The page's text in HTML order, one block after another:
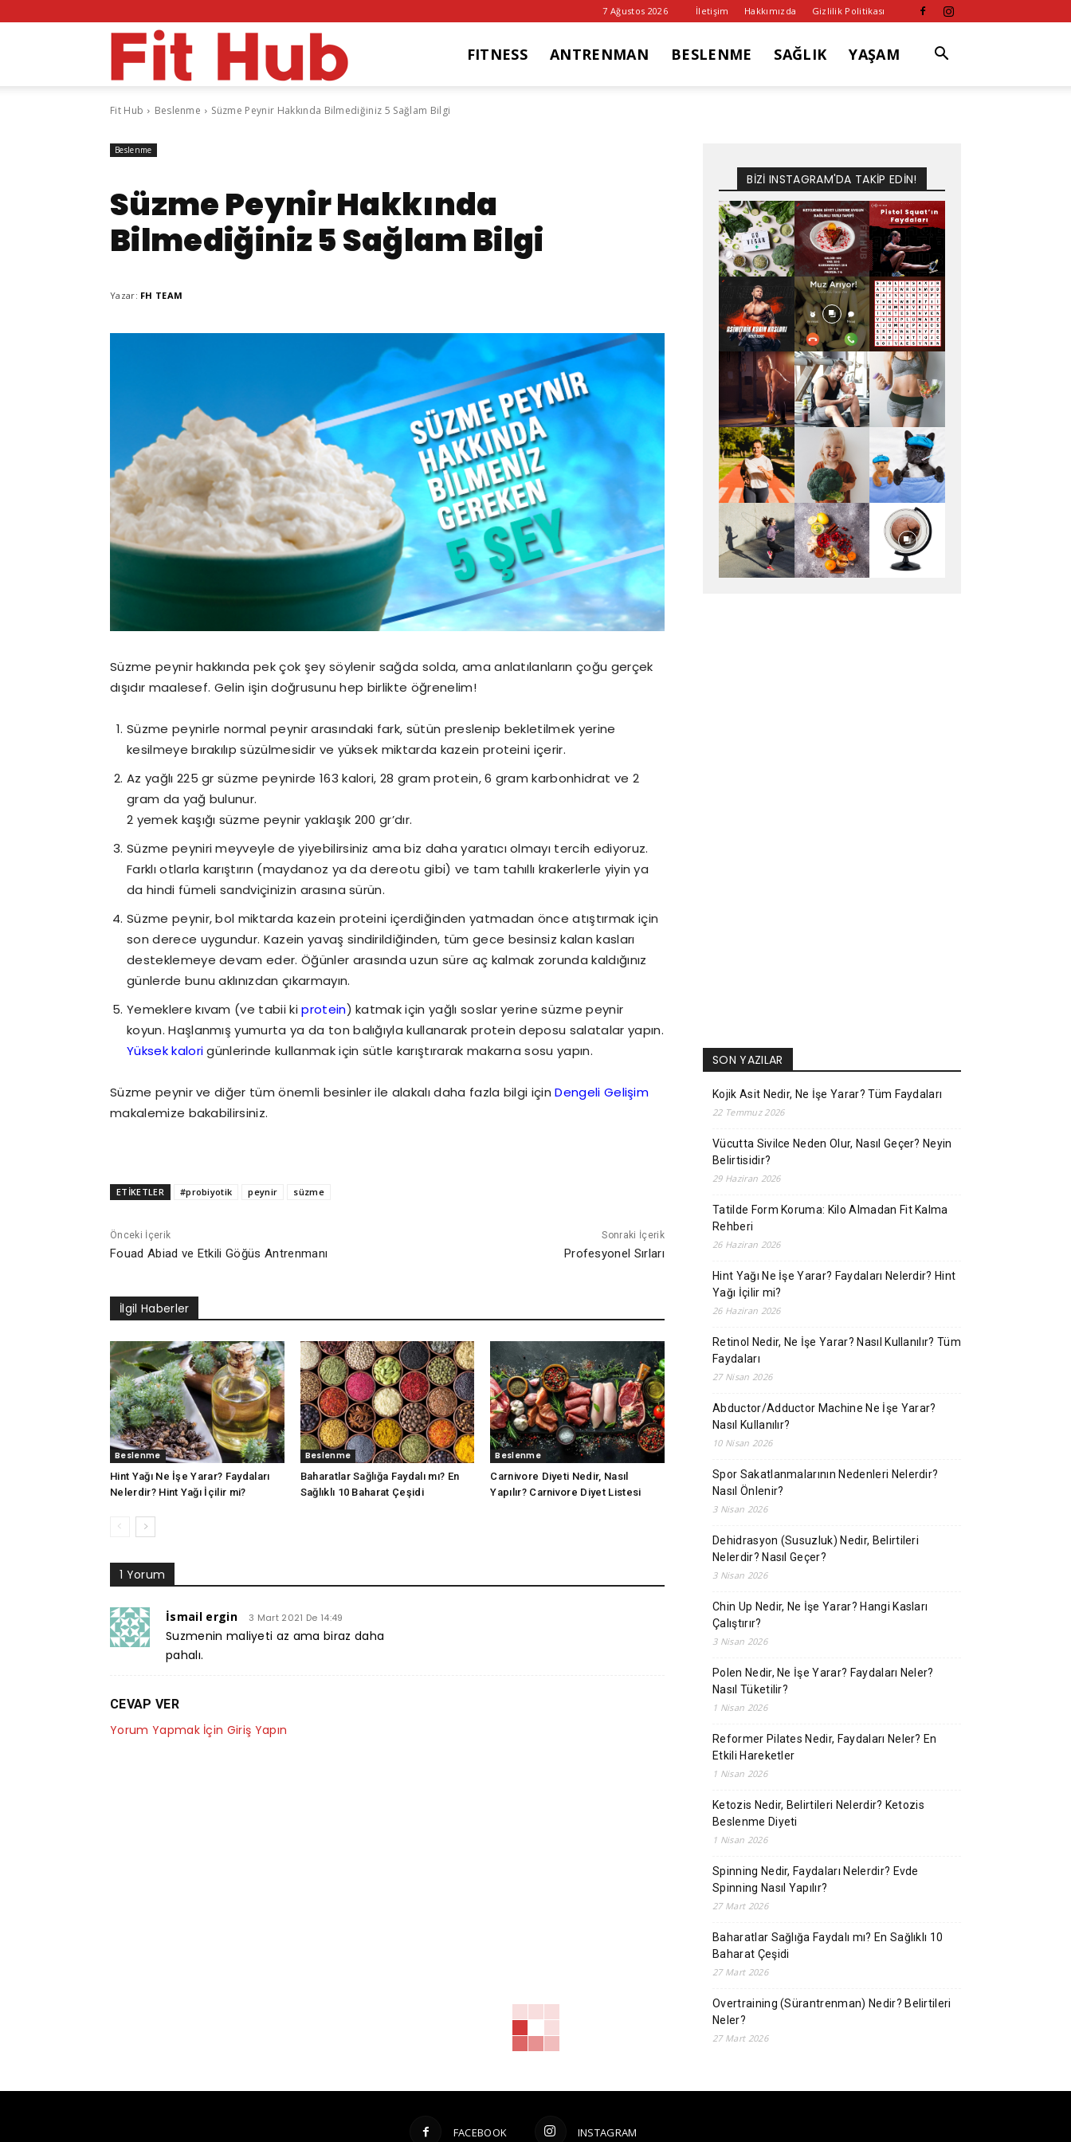
7 Ağustos 2026 İletişim Hakkımızda Gizlilik Politikası
Hub
FITNESS ANTRENMAN BESLENME SAĞLIK YAŞAM
Fit Hub Beslenme Süzme Peynir Hakkında Bilmediğiniz 5 Sağlam Bilgi
Beslenme
Süzme Peynir Hakkında
Bilmediğiniz 5 Sağlam Bilgi
Yazar: FH TEAM
Süzme peynir hakkında pek çok şey söylenir sağda solda, ama anlatılanların çoğu gerçek
dışıdır maalesef. Gelin işin doğrusunu hep birlikte öğrenelim!
Süzme peynirle normal peynir arasındaki fark, sütün preslenip bekletilmek yerine
kesilmeye bırakılıp süzülmesidir ve yüksek miktarda kazein proteini içerir.
Az yağlı 225 gr süzme peynirde 163 kalori, 28 gram protein, 6 gram karbonhidrat ve 2
gram da yağ bulunur.
2 yemek kaşığı süzme peynir yaklaşık 200 gr’dır.
Süzme peyniri meyveyle de yiyebilirsiniz ama biz daha yaratıcı olmayı tercih ediyoruz.
Farklı otlarla karıştırın (maydanoz ya da dereotu gibi) ve tam tahıllı krakerlerle yiyin ya
da hindi fümeli sandviçinizin arasına sürün.
Süzme peynir, bol miktarda kazein proteini içerdiğinden yatmadan önce atıştırmak için
son derece uygundur. Kazein yavaş sindirildiğinden, tüm gece besinsiz kalan kasları
desteklemeye devam eder. Öğünler arasında uzun süre aç kalmak zorunda kaldığınız
günlerde bunu aklınızdan çıkarmayın.
Yemeklere kıvam (ve tabii kiprotein) katmak için yağlı soslar yerine süzme peynir
koyun. Haşlanmış yumurta ya da ton balığıyla kullanarak protein deposu salatalar yapın.
Yüksek kalorigünlerinde kullanmak için sütle karıştırarak makarna sosu yapın.
Süzme peynir ve diğer tüm önemli besinler ile alakalı daha fazla bilgi içinDengeli Gelişim
makalemize bakabilirsiniz.
ETİKETLER #probiyotik peynir süzme
Önceki İçerik
Fouad Abiad ve Etkili Göğüs Antrenmanı
Sonraki İçerik
Profesyonel Sırları
İlgil Haberler
Beslenme
Hint Yağı Ne İşe Yarar? Faydaları
Nelerdir? Hint Yağı İçilir mi?
Beslenme
Baharatlar Sağlığa Faydalı mı? En
Sağlıklı 10 Baharat Çeşidi
Beslenme
Carnivore Diyeti Nedir, Nasıl
Yapılır? Carnivore Diyet Listesi
1 Yorum
İsmail ergin 3 Mart 2021 De 14:49
Suzmenin maliyeti az ama biraz daha
pahalı.
CEVAP VER
Yorum Yapmak İçin Giriş Yapın
BİZİ INSTAGRAM'DA TAKİP EDİN!
SON YAZILAR
Kojik Asit Nedir, Ne İşe Yarar? Tüm Faydaları
22 Temmuz 2026
Vücutta Sivilce Neden Olur, Nasıl Geçer? Neyin
Belirtisidir?
29 Haziran 2026
Tatilde Form Koruma: Kilo Almadan Fit Kalma
Rehberi
26 Haziran 2026
Hint Yağı Ne İşe Yarar? Faydaları Nelerdir? Hint
Yağı İçilir mi?
26 Haziran 2026
Retinol Nedir, Ne İşe Yarar? Nasıl Kullanılır? Tüm
Faydaları
27 Nisan 2026
Abductor/Adductor Machine Ne İşe Yarar?
Nasıl Kullanılır?
10 Nisan 2026
Spor Sakatlanmalarının Nedenleri Nelerdir?
Nasıl Önlenir?
3 Nisan 2026
Dehidrasyon (Susuzluk) Nedir, Belirtileri
Nelerdir? Nasıl Geçer?
3 Nisan 2026
Chin Up Nedir, Ne İşe Yarar? Hangi Kasları
Çalıştırır?
3 Nisan 2026
Polen Nedir, Ne İşe Yarar? Faydaları Neler?
Nasıl Tüketilir?
1 Nisan 2026
Reformer Pilates Nedir, Faydaları Neler? En
Etkili Hareketler
1 Nisan 2026
Ketozis Nedir, Belirtileri Nelerdir? Ketozis
Beslenme Diyeti
1 Nisan 2026
Spinning Nedir, Faydaları Nelerdir? Evde
Spinning Nasıl Yapılır?
27 Mart 2026
Baharatlar Sağlığa Faydalı mı? En Sağlıklı 10
Baharat Çeşidi
27 Mart 2026
Overtraining (Sürantrenman) Nedir? Belirtileri
Neler?
27 Mart 2026
FACEBOOK INSTAGRAM